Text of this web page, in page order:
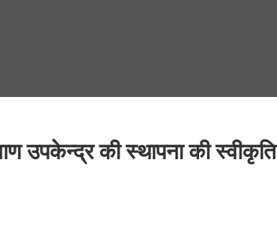
उपकेन्द्र की स्थापना की स्वीकृति